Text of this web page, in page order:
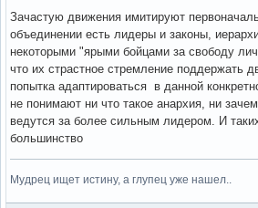
Зачастую движения имитируют
объединении есть лидеры и законы,
некоторыми "ярыми бойцами за свободу
что их страстное стремление поддержать
попытка адаптироваться в данной
не понимают ни что такое анархия, ни
ведутся за более сильным лидером. И
большинство
Мудрец ищет истину, а глупец уже нашел..